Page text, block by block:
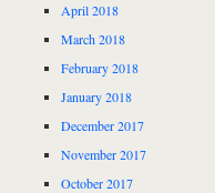
April 2018
March 2018
February 2018
January 2018
December 2017
November 2017
October 2017